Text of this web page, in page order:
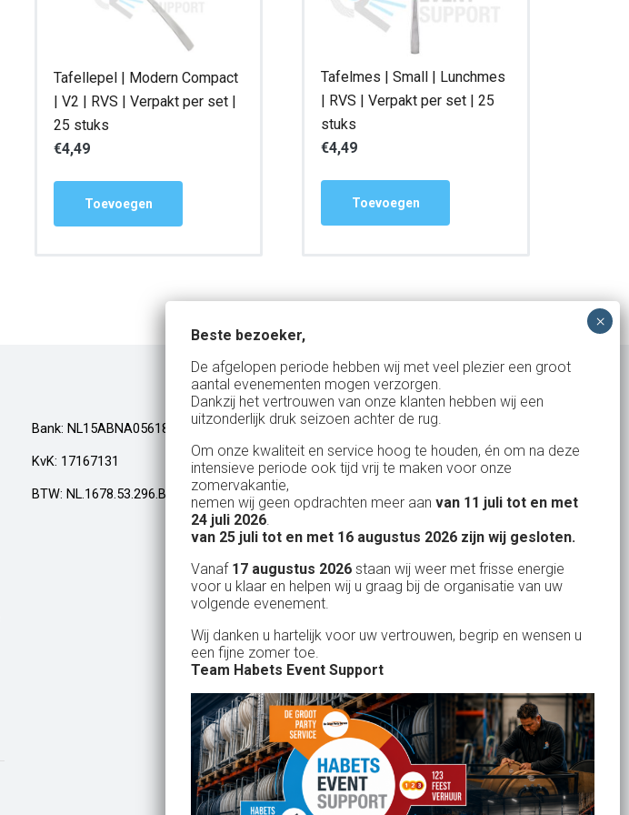
Tafellepel | Modern Compact
| V2 | RVS | Verpakt per set |
25 stuks
€4,49
Toevoegen
Tafelmes | Small | Lunchmes
| RVS | Verpakt per set | 25
stuks
€4,49
Toevoegen
Top!
Al een aantal jaar huren wij in Geldrop
een kamphuis met vrienden. We huren
dan een bar incl vaten bier en deze
wordt netjes voor ons neergezet. Er zit
doen als je een vat gaat verwisselen.
Alle spullen worden op maandag ook
weer netjes opgehaald ook al zijn wij
dan weer thuis ;) In het warme weekend
van 10 juli waren wij wederom in
Geldrop en we hebben van het begin tot
het eind een heerlijk koud biertje
gedronken! Top installatie !! Ingrid
Habets dacht direct mee, toen wij op
zeer korte termijn een feest wilden
geven in onze eigen achtertuin. De
service van Habets sloot ook dit keer
weer naadloos aan op onze eigen
ideeen en inbreng. Materialen werden
keurig volgens afspraak geleverd, alles
tiptop in orde. De presentatie die wij op
het gehuurde 75 inch scherm deelden,
werd door onze gasten zeer
gewaardeerd. Een mooi, helder en groot
Bank: NL15ABNA0561810710
KvK: 17167131
BTW: NL.1678.53.296.B01
Uw partner in:
Evenementen verhuur
Partyverhuur
Je vindt ons op
Beste bezoeker,
De afgelopen periode hebben wij met veel plezier een groot
aantal evenementen mogen verzorgen.
Dankzij het vertrouwen van onze klanten hebben wij een
uitzonderlijk druk seizoen achter de rug.
Om onze kwaliteit en service hoog te houden, én om na deze
intensieve periode ook tijd vrij te maken voor onze
zomervakantie,
nemen wij geen opdrachten meer aan van 11 juli tot en met
24 juli 2026.
van 25 juli tot en met 16 augustus 2026 zijn wij gesloten.
Vanaf 17 augustus 2026 staan wij weer met frisse energie
voor u klaar en helpen wij u graag bij de organisatie van uw
volgende evenement.
Wij danken u hartelijk voor uw vertrouwen, begrip en wensen u
een fijne zomer toe.
Team Habets Event Support